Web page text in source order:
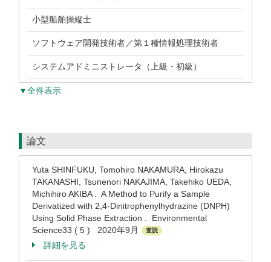
小型船舶操縦士
ソフトウェア開発技術者／第１種情報処理技術者
システムアドミニストレータ（上級・初級）
▼全件表示
論文
Yuta SHINFUKU, Tomohiro NAKAMURA, Hirokazu
TAKANASHI, Tsunenori NAKAJIMA, Takehiko UEDA,
Michihiro AKIBA . A Method to Purify a Sample
Derivatized with 2,4-Dinitrophenylhydrazine (DNPH)
Using Solid Phase Extraction . Environmental
Science33 ( 5 ) 2020年9月
査読
詳細を見る